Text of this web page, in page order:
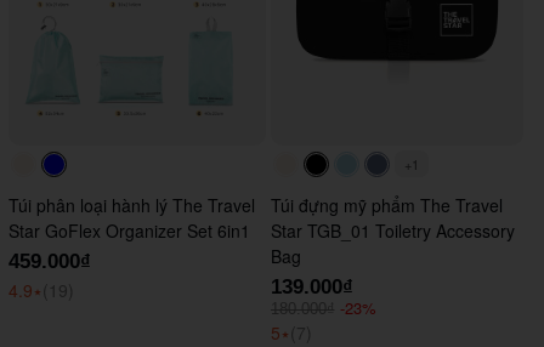
#faf0e6
Túi phân loại hành lý The Travel
Star GoFlex Organizer Set 6in1
459.000₫
4.9⭑ (19)
#faf0e6#000000#ADD8E6
#647290
+1
Túi đựng mỹ phẩm The Travel
Star TGB_01 Toiletry Accessory
Bag
139.000₫
180.000₫ -23%
5⭑ (7)